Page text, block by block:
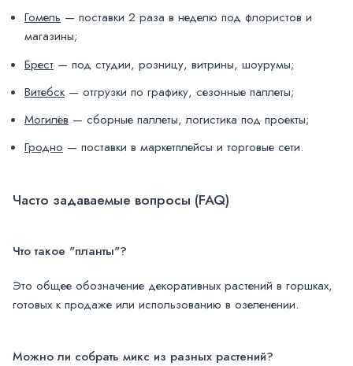
Гомель — поставки 2 раза в неделю под флористов и
магазины;
Брест — под студии, розницу, витрины, шоурумы;
Витебск — отгрузки по графику, сезонные паллеты;
Могилёв — сборные паллеты, логистика под проекты;
Гродно — поставки в маркетплейсы и торговые сети.
Часто задаваемые вопросы (FAQ)
Что такое "планты"?
Это общее обозначение декоративных растений в горшках,
готовых к продаже или использованию в озеленении.
Можно ли собрать микс из разных растений?